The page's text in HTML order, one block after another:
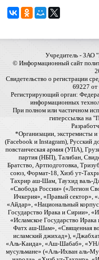
Учредитель - ЗАО
© Информационный сайт
Свидетельство о регистрации
69227 от
Регистрирующий орган:
информационных
При полном или частичном
гиперссылка на
*Организации, экстремисты
(Facebook и Instagram), Русский
повстанческая армия (УПА),
партия (НБП), Талибан,
Братство, Артподготовка,
союз, Формат-18, Хизб ут-
Тахрир аш-Шам, Таухид валь-
«Свобода России» («Легион
Ичкерия», «Правый сектор»,
«Айдар», «Национальный
Государство Ирака и Сирии»,
«Исламское Государство
Фатх аш-Шам», «Священная
исламский джихад»),
«Аль-Каида», «Аш-Шабаб»,
мусульмане» («Аль-Ихван аль-